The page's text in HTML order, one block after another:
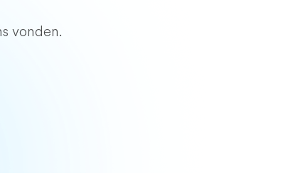
vonden.